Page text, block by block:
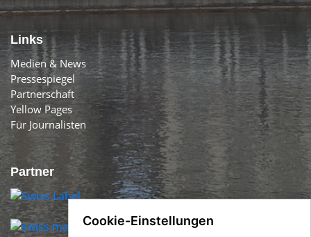
Links
Medien & News
Pressespiegel
Partnerschaft
Yellow Pages
Für Journalisten
Partner
Cookie-Einstellungen